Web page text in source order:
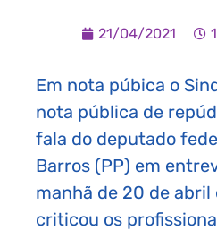
21/04/2021
Em nota púbica o
nota pública de
fala do deputado
Barros (PP) em
manhã de 20 de abril
criticou os